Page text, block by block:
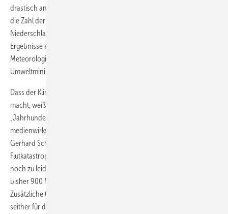
drastisch an. In diesen Monaten ist in den vergangenen 30 Jahren
die Zahl der Gewitter um 18 Prozent angestiegen. Die
Niederschlagsmenge stieg dabei um zwölf Prozent. Das sind die
Ergebnisse einer Klimastudie, die das Institut für Hydrologie und
Meteorologie der TU Dresden im Auftrag des sächsischen
Umweltministeriums erstellt hat.
Dass der Klimawandel an den sächsischen Landesgrenzen nicht Halt
macht, weiß man im Freistaat schon lange. Niemand wird das
„Jahrhunderthochwasser“ im Jahr 2002 vergessen. Das
medienwirksame Krisenmanagement hat damals Bundeskanzler
Gerhard Schröder (SPD) den Posten gerettet. Allerdings hat die
Flutkatastrophe viele Schäden verursacht, an denen die Sachsen jetzt
noch zu leiden haben. Allein die Landesregierung in Dresden hat
bisher 900 Millionen Euro in die Schadensbeseitigung investiert.
Zusätzliche 650 Millionen Euro haben die sächsischen Steuerzahler
seither für den Ausbau des Hochwasserschutzes berappen müssen.